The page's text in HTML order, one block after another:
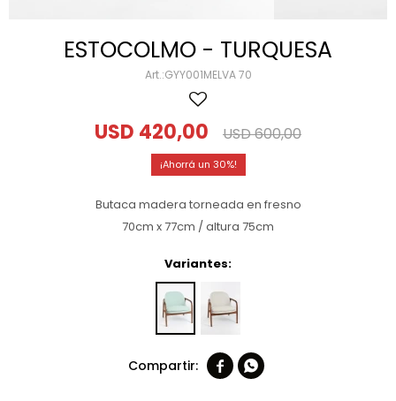
ESTOCOLMO - TURQUESA
GYY001MELVA 70
USD 420,00 USD600,00
30
Butaca madera torneada en fresno
70cm x 77cm / altura 75cm
Variantes:
 